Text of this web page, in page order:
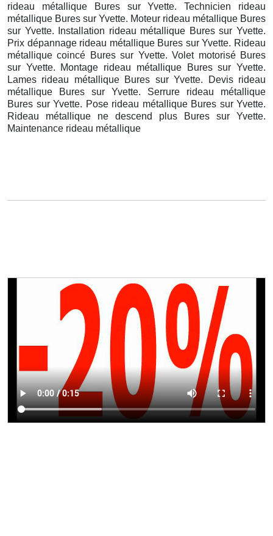
rideau métallique Bures sur Yvette. Technicien rideau
métallique Bures sur Yvette. Moteur rideau métallique Bures
sur Yvette. Installation rideau métallique Bures sur Yvette.
Prix dépannage rideau métallique Bures sur Yvette. Rideau
métallique coincé Bures sur Yvette. Volet motorisé Bures
sur Yvette. Montage rideau métallique Bures sur Yvette.
Lames rideau métallique Bures sur Yvette. Devis rideau
métallique Bures sur Yvette. Serrure rideau métallique
Bures sur Yvette. Pose rideau métallique Bures sur Yvette.
Rideau métallique ne descend plus Bures sur Yvette.
Maintenance rideau métallique